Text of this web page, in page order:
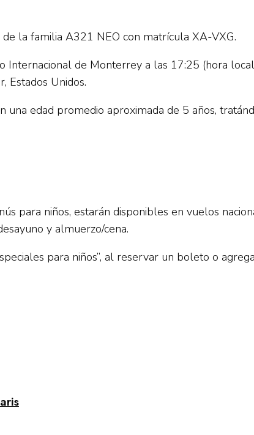
la familia A321 NEO con matrícula XA-VXG.
de Monterrey a las 17:25 (hora
Estados Unidos.
edad promedio aproximada de 5 años,
para niños, estarán disponibles en vuelos
y almuerzo/cena.
para niños”, al reservar un boleto o